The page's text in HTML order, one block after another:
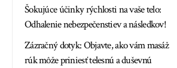
Šokujúce účinky rýchlosti na vaše telo:
Odhalenie nebezpečenstiev a následkov!
Zázračný dotyk: Objavte, ako vám masáž
rúk môže priniesť telesnú a duševnú